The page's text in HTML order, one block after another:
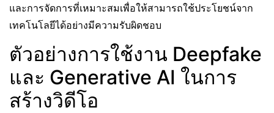
และการจัดการที่เหมาะสมเพื่อให้สามารถใช้ประโยชน์จาก
เทคโนโลยีได้อย่างมีความรับผิดชอบ
ตัวอย่างการใช้งาน Deepfake
และ Generative AI ในการ
สร้างวิดีโอ